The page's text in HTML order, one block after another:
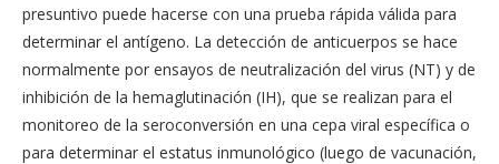
presuntivo puede hacerse con una prueba rápida válida para
determinar el antígeno. La detección de anticuerpos se hace
normalmente por ensayos de neutralización del virus (NT) y de
inhibición de la hemaglutinación (IH), que se realizan para el
monitoreo de la seroconversión en una cepa viral específica o
para determinar el estatus inmunológico (luego de vacunación,